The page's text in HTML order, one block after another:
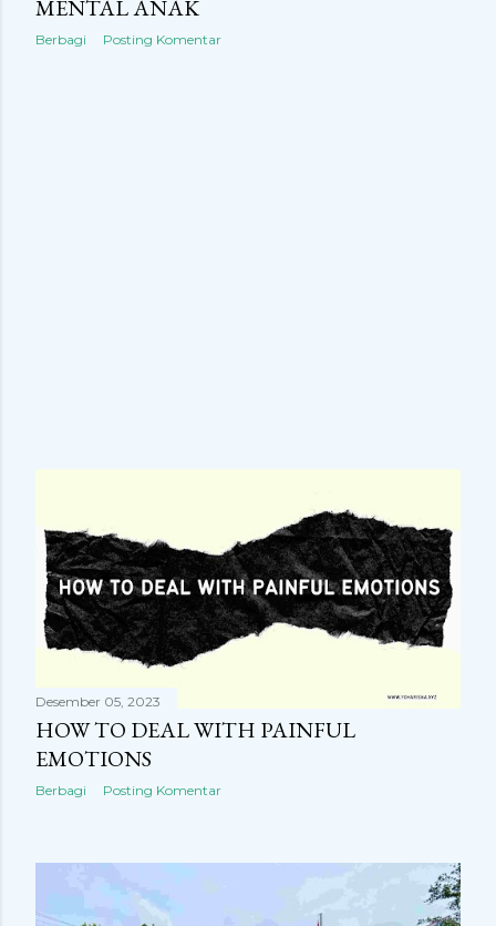
MENTAL ANAK
Berbagi Posting Komentar
Desember 05, 2023
HOW TO DEAL WITH PAINFUL
EMOTIONS
Berbagi Posting Komentar